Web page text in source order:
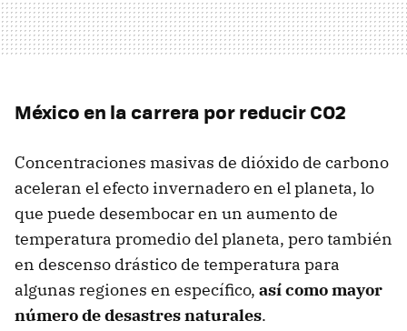
México en la carrera por reducir CO2
Concentraciones masivas de dióxido de carbono
aceleran el efecto invernadero en el planeta, lo
que puede desembocar en un aumento de
temperatura promedio del planeta, pero también
en descenso drástico de temperatura para
algunas regiones en específico, así como mayor
número de desastres naturales.